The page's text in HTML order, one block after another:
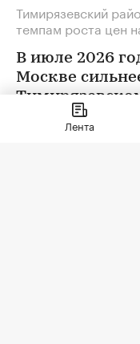
Тимирязевский
темпам роста цен
В июле 2026
Москве
появлением в
проекта
Лента